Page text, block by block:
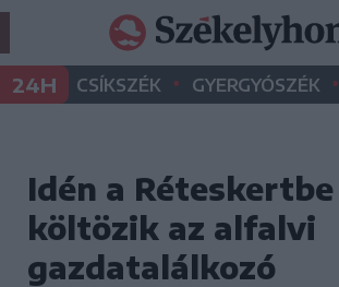
24H CSÍKSZÉK • GYERGYÓSZÉK •
Idén a Réteskertbe
költözik az alfalvi
gazdatalálkozó